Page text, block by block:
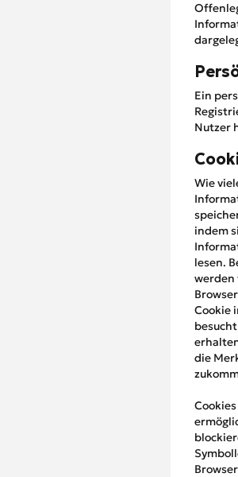
Ein
Nutzer
Wie
indem
lesen.
werden
Cookie
die